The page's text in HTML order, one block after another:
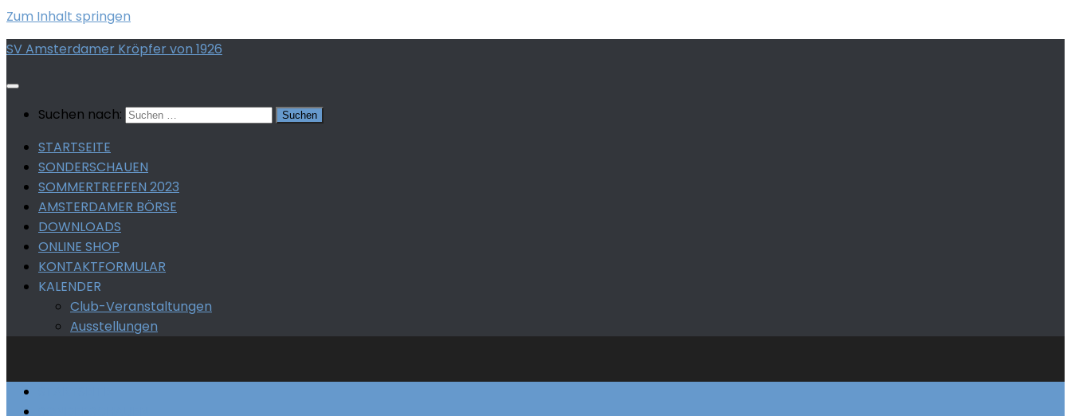
Zum Inhalt springen
SV Amsterdamer Kröpfer von 1926
Suchen nach:
STARTSEITE
SONDERSCHAUEN
SOMMERTREFFEN 2023
AMSTERDAMER BÖRSE
DOWNLOADS
ONLINE SHOP
KONTAKTFORMULAR
KALENDER
Club-Veranstaltungen
Ausstellungen